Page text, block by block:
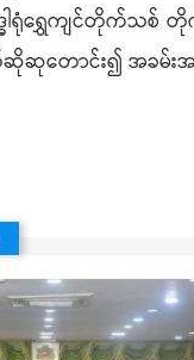
ါရုံရွှေကျင်တိုက်သစ် တို
ဆိုဆုတောင်း၍ အခမ်